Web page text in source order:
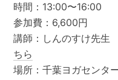
時間：13:00〜16:00
参加費：6,600円
講師：しんのす
ちら
場所：千葉ヨガセンタ